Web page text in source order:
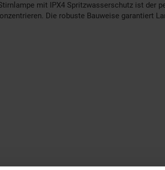
mit IPX4 Spritzwasserschutz ist der
Die robuste Bauweise garantiert